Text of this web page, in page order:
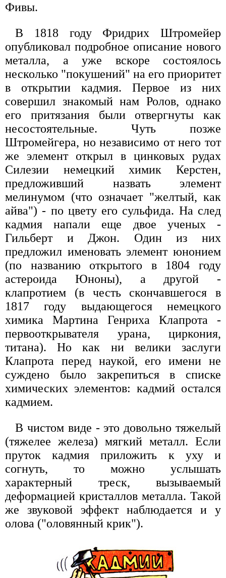
Фивы.
В 1818 году Фридрих Штромейер
опубликовал подробное описание нового
металла, а уже вскоре состоялось
несколько "покушений" на его приоритет
в открытии кадмия. Первое из них
совершил знакомый нам Ролов, однако
его притязания были отвергнуты как
несостоятельные. Чуть позже
Штромейгера, но независимо от него тот
же элемент открыл в цинковых рудах
Силезии немецкий химик Керстен,
предложивший назвать элемент
мелинумом (что означает "желтый, как
айва") - по цвету его сульфида. На след
кадмия напали еще двое ученых -
Гильберт и Джон. Один из них
предложил именовать элемент юнонием
(по названию открытого в 1804 году
астероида Юноны), а другой -
клапротием (в честь скончавшегося в
1817 году выдающегося немецкого
химика Мартина Генриха Клапрота -
первооткрывателя урана, циркония,
титана). Но как ни велики заслуги
Клапрота перед наукой, его имени не
суждено было закрепиться в списке
химических элементов: кадмий остался
кадмием.
В чистом виде - это довольно тяжелый
(тяжелее железа) мягкий металл. Если
пруток кадмия приложить к уху и
согнуть, то можно услышать
характерный треск, вызываемый
деформацией кристаллов металла. Такой
же звуковой эффект наблюдается и у
олова ("оловянный крик").